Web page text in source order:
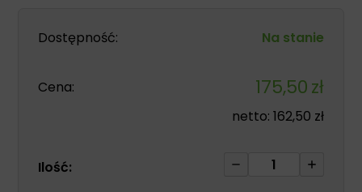
Dostępność: Na stanie
Cena: 175,50zł
netto: 162,50 zł
Ilość:
ilość